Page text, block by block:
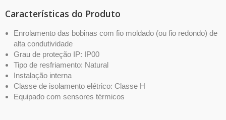
Características do Produto
Enrolamento das bobinas com fio moldado (ou fio redondo) de
alta condutividade
Grau de proteção IP: IP00
Tipo de resfriamento: Natural
Instalação interna
Classe de isolamento elétrico: Classe H
Equipado com sensores térmicos